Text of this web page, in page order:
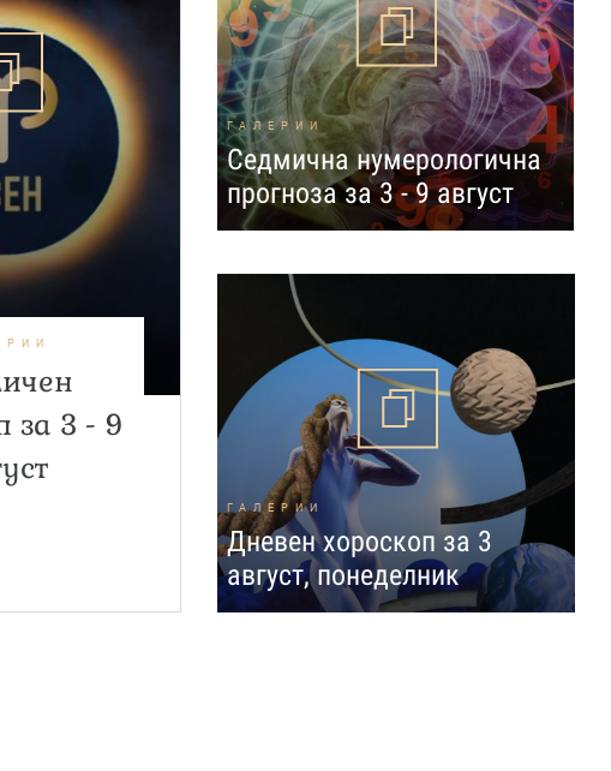
за 3 - 9
ГАЛЕРИИ
Седмична нумерологична
прогноза за 3 - 9 август
ГАЛЕРИИ
Дневен хороскоп за 3
август, понеделник